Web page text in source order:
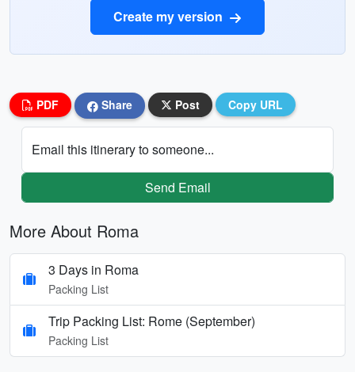
Create my version
PDF Share Post Copy URL
Email this itinerary to someone...
Send Email
More About Roma
3 Days in Roma
Packing List
Trip Packing List: Rome (September)
Packing List